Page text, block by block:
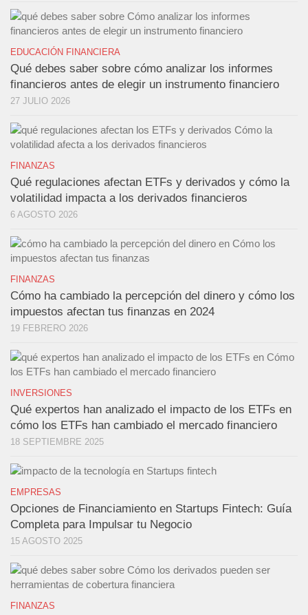
EDUCACIÓN FINANCIERA
Qué debes saber sobre cómo analizar los informes
financieros antes de elegir un instrumento financiero
27 JULIO 2026
FINANZAS
Qué regulaciones afectan ETFs y derivados y cómo la
volatilidad impacta a los derivados financieros
6 AGOSTO 2026
FINANZAS
Cómo ha cambiado la percepción del dinero y cómo los
impuestos afectan tus finanzas en 2024
19 FEBRERO 2026
INVERSIONES
Qué expertos han analizado el impacto de los ETFs en
cómo los ETFs han cambiado el mercado financiero
18 SEPTIEMBRE 2025
EMPRESAS
Opciones de Financiamiento en Startups Fintech: Guía
Completa para Impulsar tu Negocio
15 AGOSTO 2025
FINANZAS